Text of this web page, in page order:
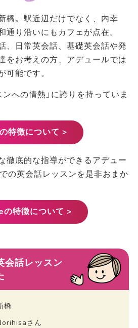
橋。駅近辺だけでなく、内幸
通り沿いにもカフェが点在。
、日常英会話、基礎英会話や発
をお考えの方、アデュールでは
可能です。
への情熱」に誇りを持っていま
特徴について >
徹底的な指導ができるアデュー
の英会話レッスンを是非おまか
特徴について >
会話レッスン
橋
さん